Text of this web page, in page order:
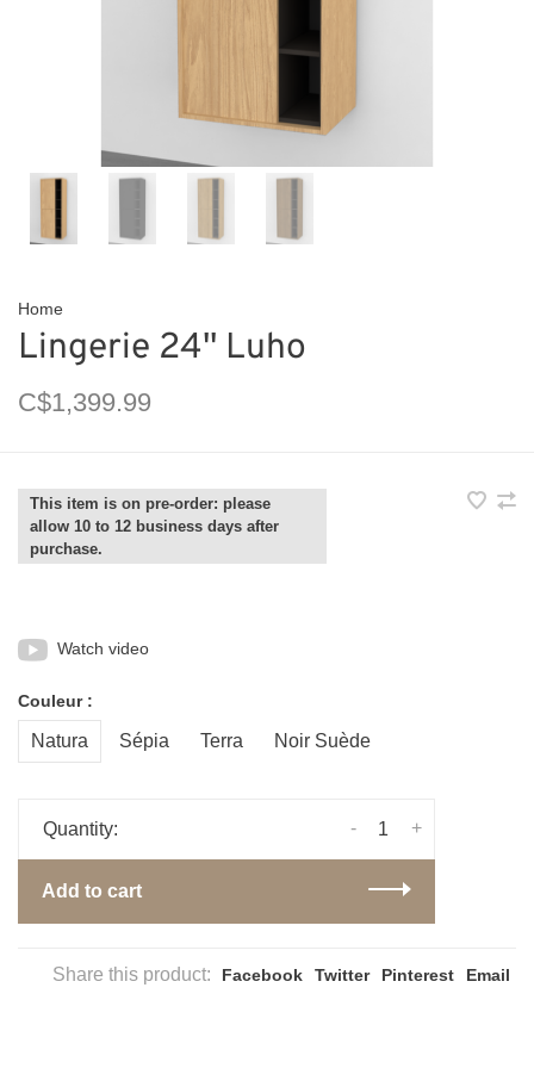
Home
Lingerie 24'' Luho
C$1,399.99
This item is on pre-order: please
allow 10 to 12 business days after
purchase.
Watch video
Couleur :
Natura Sépia Terra Noir Suède
Quantity: +
-
Add to cart
Share this product: Facebook Twitter Pinterest Email